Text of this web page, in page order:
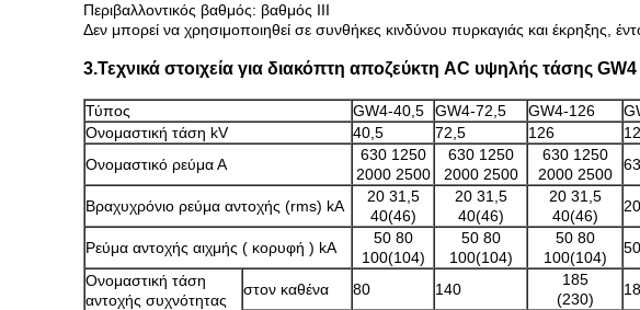
Περιβαλλοντικός βαθμός: βαθμός III
Δεν μπορεί να χρησιμοποιηθεί σε συνθήκες κινδύνου πυρκαγιάς και έκρηξης,
3.Τεχνικά στοιχεία για διακόπτη αποζεύκτη AC υψηλής τάσης GW4
Τύπος GW4-40,5 GW4-72,5 GW4-126
Ονομαστική τάση kV
40,5 72,5 126
Ονομαστικό ρεύμα Α
630 1250
2000 2500
630 1250
2000 2500
630 1250
2000 2500
Βραχυχρόνιο ρεύμα αντοχής (rms) kA
20 31,5
40(46)
20 31,5
40(46)
20 31,5
40(46)
Ρεύμα αντοχής αιχμής ( κορυφή ) kA
50 80
100(104)
50 80
100(104)
50 80
100(104)
Ονομαστική τάση
αντοχής συχνότητας
στον καθένα 80 140
185
(230)